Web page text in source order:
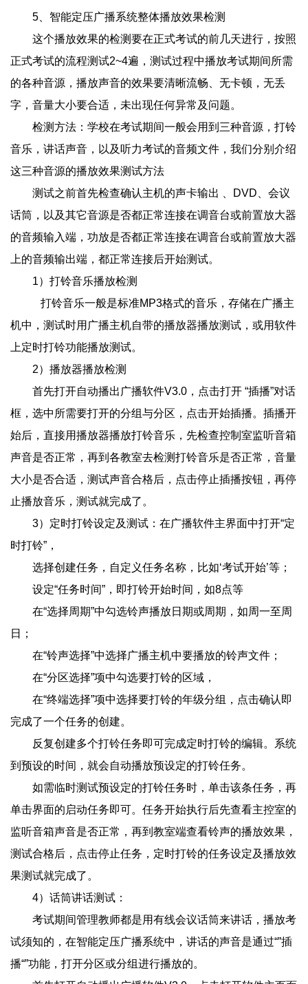
5、智能定压广播系统整体播放效果检测
这个播放效果的检测要在正式考试的前几天进行，按照
正式考试的流程测试2~4遍，测试过程中播放考试期间所需
的各种音源，播放声音的效果要清晰流畅、无卡顿，无丢
字，音量大小要合适，未出现任何异常及问题。
检测方法：学校在考试期间一般会用到三种音源，打铃
音乐，讲话声音，以及听力考试的音频文件，我们分别介绍
这三种音源的播放效果测试方法
测试之前首先检查确认主机的声卡输出 、DVD、会议
话筒，以及其它音源是否都正常连接在调音台或前置放大器
的音频输入端，功放是否都正常连接在调音台或前置放大器
上的音频输出端，都正常连接后开始测试。
1）打铃音乐播放检测
打铃音乐一般是标准MP3格式的音乐，存储在广播主
机中，测试时用广播主机自带的播放器播放测试，或用软件
上定时打铃功能播放测试。
2）播放器播放检测
首先打开自动播出广播软件V3.0，点击打开 “插播”对话
框，选中所需要打开的分组与分区，点击开始插播。插播开
始后，直接用播放器播放打铃音乐，先检查控制室监听音箱
声音是否正常，再到各教室去检测打铃音乐是否正常，音量
大小是否合适，测试声音合格后，点击停止插播按钮，再停
止播放音乐，测试就完成了。
3）定时打铃设定及测试：在广播软件主界面中打开“定
时打铃”，
选择创建任务，自定义任务名称，比如‘考试开始’等；
设定“任务时间”，即打铃开始时间，如8点等
在“选择周期”中勾选铃声播放日期或周期，如周一至周
日；
在“铃声选择”中选择广播主机中要播放的铃声文件；
在“分区选择”项中勾选要打铃的区域，
在“终端选择”项中选择要打铃的年级分组，点击确认即
完成了一个任务的创建。
反复创建多个打铃任务即可完成定时打铃的编辑。系统
到预设的时间，就会自动播放预设定的打铃任务。
如需临时测试预设定的打铃任务时，单击该条任务，再
单击界面的启动任务即可。任务开始执行后先查看主控室的
监听音箱声音是否正常，再到教室端查看铃声的播放效果，
测试合格后，点击停止任务，定时打铃的任务设定及播放效
果测试就完成了。
4）话筒讲话测试：
考试期间管理教师都是用有线会议话筒来讲话，播放考
试须知的，在智能定压广播系统中，讲话的声音是通过“”插
播“”功能，打开分区或分组进行播放的。